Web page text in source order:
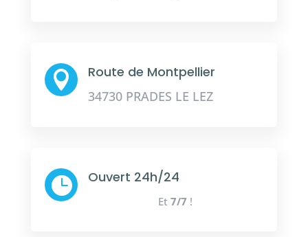
 Route de Montpellier
34730 PRADES LE LEZ
 Ouvert 24h/24
Et7/7 !